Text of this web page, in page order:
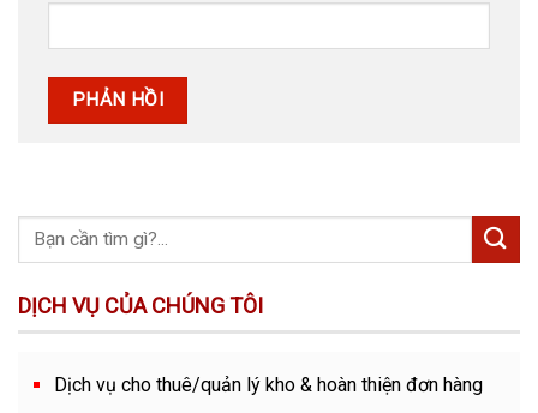
DỊCH VỤ CỦA CHÚNG TÔI
Dịch vụ cho thuê/quản lý kho & hoàn thiện đơn hàng